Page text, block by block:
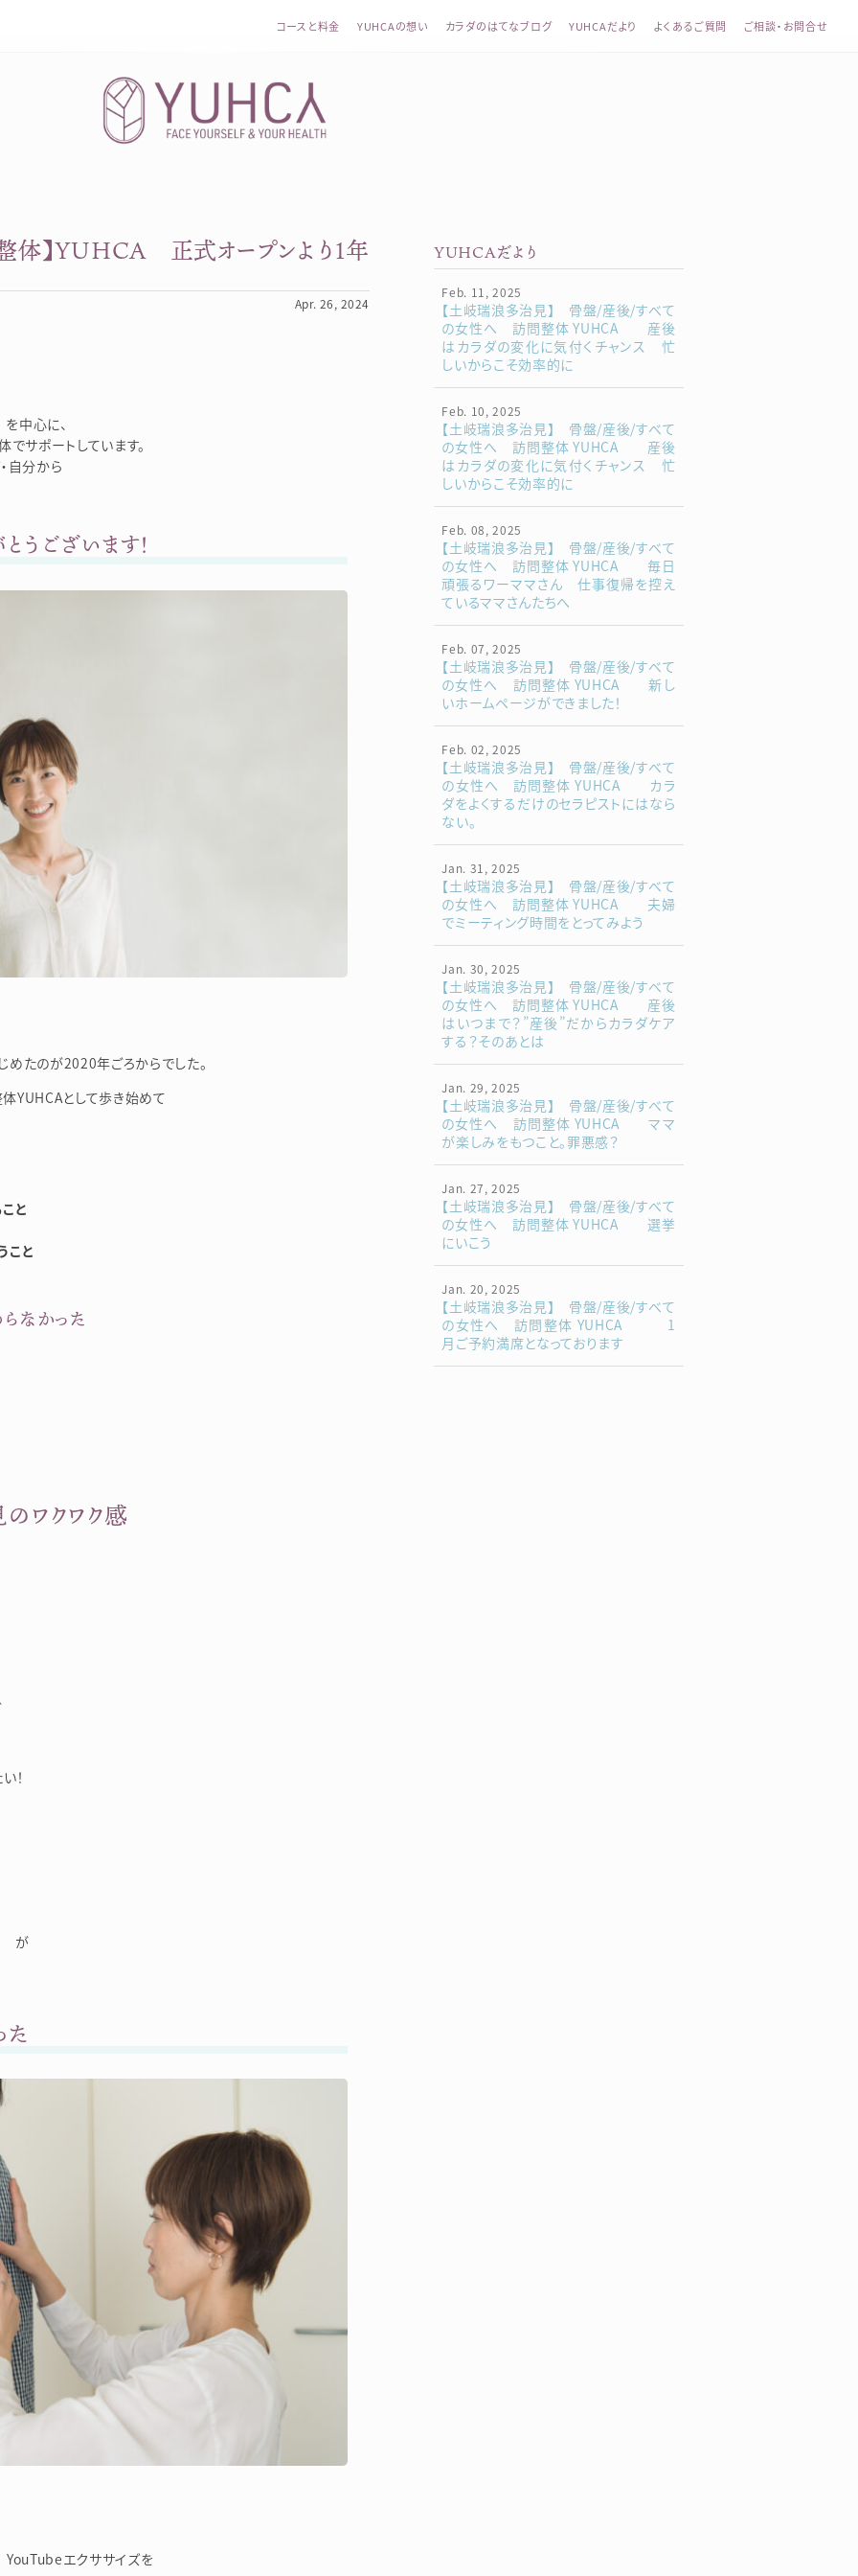
コースと料金 YUHCAの想い カラダのはてなブログ YUHCAだより よくあるご質問 ご相談・お問合せ
カラダを整え、習慣を変えて、心を前向きに。産前産後訪問整体 YUHCA（ユウカ）
】YUHCA 正式オープンより1年
Apr. 26, 2024
心に、
サポートしています。
自分から
うございます！
たのが2020年ごろからでした。
として歩き始めて
と
こと
なかった
ワクワク感
！
が
た
エクササイズを
YUHCAだより
Feb. 11, 2025
【土岐瑞浪多治見】 骨盤/産後/すべて
の女性へ 訪問整体 YUHCA 産後
はカラダの変化に気付くチャンス 忙
しいからこそ効率的に
Feb. 10, 2025
【土岐瑞浪多治見】 骨盤/産後/すべて
の女性へ 訪問整体 YUHCA 産後
はカラダの変化に気付くチャンス 忙
しいからこそ効率的に
Feb. 08, 2025
【土岐瑞浪多治見】 骨盤/産後/すべて
の女性へ 訪問整体 YUHCA 毎日
頑張るワーママさん 仕事復帰を控え
ているママさんたちへ
Feb. 07, 2025
【土岐瑞浪多治見】 骨盤/産後/すべて
の女性へ 訪問整体 YUHCA 新し
いホームページができました！
Feb. 02, 2025
【土岐瑞浪多治見】 骨盤/産後/すべて
の女性へ 訪問整体 YUHCA カラ
ダをよくするだけのセラピストにはなら
ない。
Jan. 31, 2025
【土岐瑞浪多治見】 骨盤/産後/すべて
の女性へ 訪問整体 YUHCA 夫婦
でミーティング時間をとってみよう
Jan. 30, 2025
【土岐瑞浪多治見】 骨盤/産後/すべて
の女性へ 訪問整体 YUHCA 産後
はいつまで？”産後”だからカラダケア
する？そのあとは
Jan. 29, 2025
【土岐瑞浪多治見】 骨盤/産後/すべて
の女性へ 訪問整体 YUHCA ママ
が楽しみをもつこと。罪悪感？
Jan. 27, 2025
【土岐瑞浪多治見】 骨盤/産後/すべて
の女性へ 訪問整体 YUHCA 選挙
にいこう
Jan. 20, 2025
【土岐瑞浪多治見】 骨盤/産後/すべて
の女性へ 訪問整体 YUHCA 1
月ご予約満席となっております